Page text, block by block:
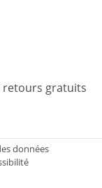
retours gratuits
données